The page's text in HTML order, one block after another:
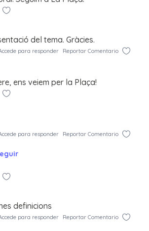
del tema. Gràcies.
para responder Reportar Comentario
ens veiem per la Plaça!
para responder Reportar Comentario
definicions
para responder Reportar Comentario